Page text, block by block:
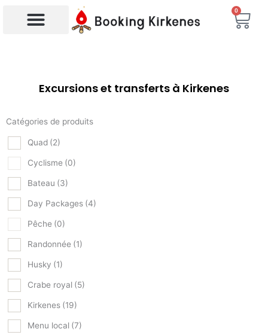
0
Excursions et transferts à Kirkenes
Catégories de produits
Quad (2)
Cyclisme (0)
Bateau (3)
Day Packages (4)
Pêche (0)
Randonnée (1)
Husky (1)
Crabe royal (5)
Kirkenes (19)
Menu local (7)